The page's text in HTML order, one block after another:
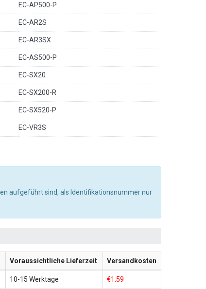
EC-AP500-P
EC-AR2S
EC-AR3SX
EC-AS500-P
EC-SX20
EC-SX200-R
EC-SX520-P
EC-VR3S
aufgeführt sind, als Identifikationsnummer nur
Voraussichtliche Lieferzeit Versandkosten
10-15 Werktage €1.59